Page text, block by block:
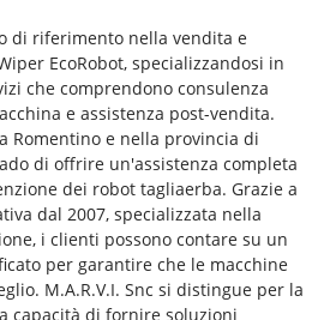
di riferimento nella vendita e
EcoRobot, specializzandosi in
che comprendono consulenza
e assistenza post-vendita.
Romentino e nella provincia di
di offrire un'assistenza completa
dei robot tagliaerba. Grazie a
dal 2007, specializzata nella
i clienti possono contare su un
per garantire che le macchine
M.A.R.V.I. Snc si distingue per la
capacità di fornire soluzioni